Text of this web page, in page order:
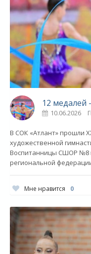
12 медалей
10.06.2026
В СОК «Атлант» прошли
художественной
Воспитанницы СШОР №8
региональной
Мне нравится 0